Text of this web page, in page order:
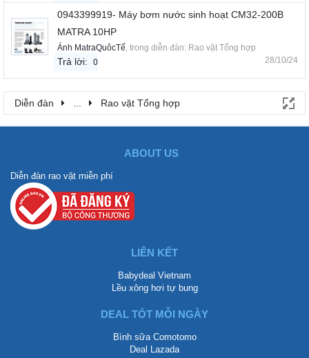
0943399919- Máy bơm nước sinh hoạt CM32-200B
MATRA 10HP
Ánh MatraQuôcTế, trong diễn đàn: Rao vặt Tổng hợp
Trả lời: 0 28/10/24
Diễn đàn ... Rao vặt Tổng hợp
ABOUT US
Diễn đàn rao vặt miễn phí
LIÊN KẾT
Babydeal Vietnam
Lều xông hơi tự bung
DEAL TỐT MỖI NGÀY
Bình sữa Comotomo
Deal Lazada